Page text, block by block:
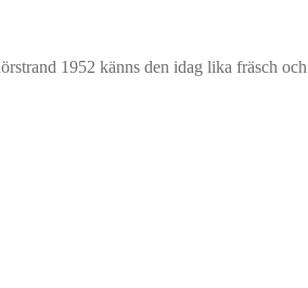
1952 känns den idag lika fräsch